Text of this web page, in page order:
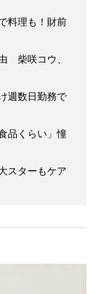
料理も！財前
柴咲コウ、
週数日勤務で
品くらい」憧
スターもケア